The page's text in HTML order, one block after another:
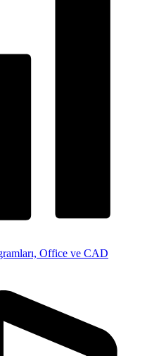
Office ve CAD